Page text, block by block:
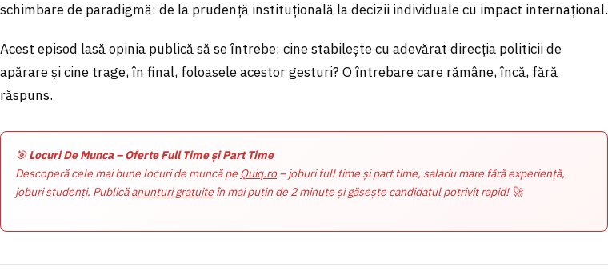
schimbare de paradigmă: de la prudență instituțională la decizii individuale cu impact internațional.
Acest episod lasă opinia publică să se întrebe: cine stabilește cu adevărat direcția politicii de
apărare și cine trage, în final, foloasele acestor gesturi? O întrebare care rămâne, încă, fără
răspuns.
🎯 Locuri De Munca – Oferte Full Time și Part Time
Descoperă cele mai bune locuri de muncă pe Quiq.ro– joburi full time și part time, salariu mare fără experiență,
joburi studenți. Publicăanunturi gratuite în mai puțin de 2 minute și găsește candidatul potrivit rapid! 🚀